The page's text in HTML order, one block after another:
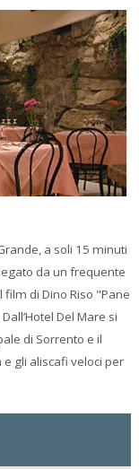
a soli 15 minuti
da un frequente
di Dino Riso "Pane
Del Mare si
di Sorrento e il
gli aliscafi veloci per